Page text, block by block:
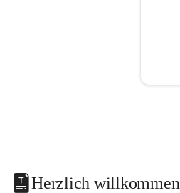
Herzlich willkommen